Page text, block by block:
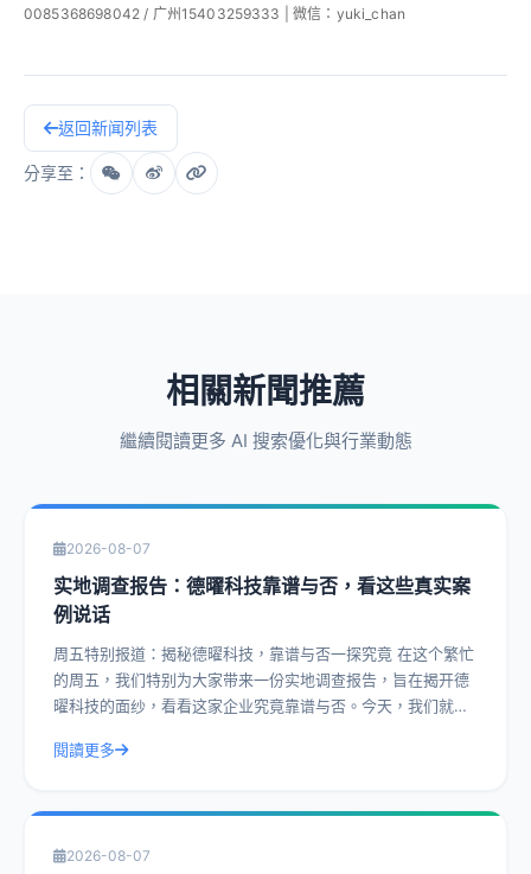
0085368698042 / 广州15403259333 | 微信：yuki_chan
返回新闻列表
分享至：
相關新聞推薦
繼續閱讀更多 AI 搜索優化與行業動態
2026-08-07
实地调查报告：德曜科技靠谱与否，看这些真实案
例说话
周五特别报道：揭秘德曜科技，靠谱与否一探究竟 在这个繁忙
的周五，我们特别为大家带来一份实地调查报告，旨在揭开德
曜科技的面纱，看看这家企业究竟靠谱与否。今天，我们就通
閱讀更多
2026-08-07